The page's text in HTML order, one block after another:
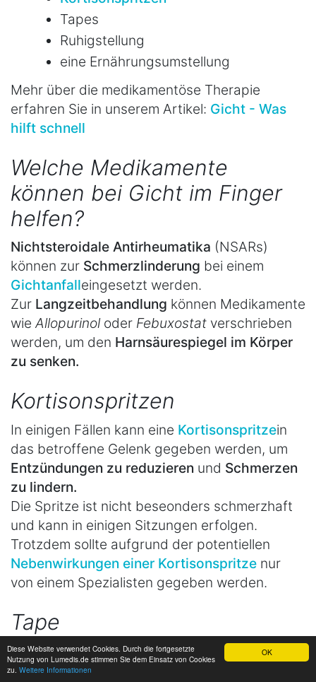
OK
Diese Website verwendet Cookies. Durch die fortgesetzte
Nutzung von Lumedis.de stimmen Sie dem Einsatz von Cookies
zu. Weitere Informationen
Tapes
Ruhigstellung
eine Ernährungsumstellung
Mehr über die medikamentöse Therapie
erfahren Sie in unserem Artikel: Gicht - Was
hilft schnell
Welche Medikamente
können bei Gicht im Finger
helfen?
Nichtsteroidale Antirheumatika (NSARs)
können zur Schmerzlinderung bei einem
Gichtanfalleingesetzt werden.
Zur Langzeitbehandlung können Medikamente
wieAllopurinol oder Febuxostat verschrieben
werden, um den Harnsäurespiegel im Körper
zu senken.
Kortisonspritzen
In einigen Fällen kann eine Kortisonspritzein
das betroffene Gelenk gegeben werden, um
Entzündungen zu reduzieren und Schmerzen
zu lindern.
Die Spritze ist nicht beseonders schmerzhaft
und kann in einigen Sitzungen erfolgen.
Trotzdem sollte aufgrund der potentiellen
Nebenwirkungen einer Kortisonspritze nur
von einem Spezialisten gegeben werden.
Tape
Das Anlegen von Tapeum den betroffenen
Finger kann zur